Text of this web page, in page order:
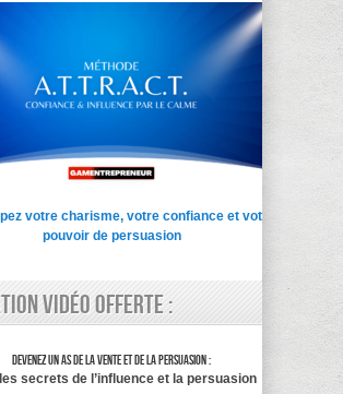
votre charisme, votre confiance et votre
pouvoir de persuasion
vidéo offerte :
Devenez un as de la vente et de la persuasion :
secrets de l’influence et la persuasion